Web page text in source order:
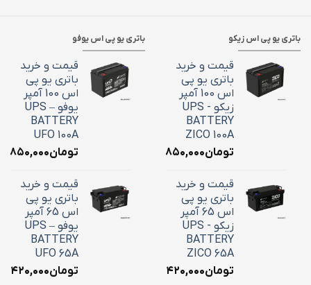
باتری یو پی اس زیکو
قیمت و خرید
باتری یو پی
اس 100 آمپر
زیکو - UPS
BATTERY
ZICO 100A
تومان۳۶,۸۵۰,۰۰۰
قیمت و خرید
باتری یو پی
اس 65 آمپر
زیکو - UPS
BATTERY
ZICO 65A
تومان۲۴,۴۲۰,۰۰۰
باتری یو پی اس یوفو
قیمت و خرید
باتری یو پی
اس 100 آمپر
یوفو – UPS
BATTERY
UFO 100A
تومان
قیمت و خرید
باتری یو پی
اس 65 آمپر
یوفو – UPS
BATTERY
UFO 65A
تومان